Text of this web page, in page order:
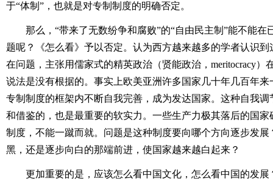
于“体制”，也就是对专制制度的明确否定。
那么，“带来了无数纷争和腐败”的“自由民主制”能不能
题呢？《怎么看》予以否定。认为西方越来越多的学者认识
在问题，主张用儒家式的精英政治（贤能政治，meritocracy）
说法是没有根据的。事实上欧美亚洲许多国家几十年几百年
专制制度的框架内不断自我完善，成为发达国家。这种自我
和借鉴的，也是最重要的软实力。一些生产力极其落后的国
制度，不能一蹴而就。问题是这种制度要向哪个方向逐步发
黑，还是逐步向白的那端前进，使国家越来越白起来？
更加重要的是，应该怎么看中国文化，怎么看中国的发展